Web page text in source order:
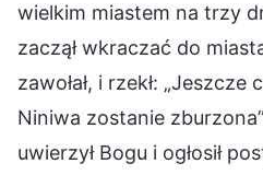
wielkim miastem na trzy
zaczął wkraczać do
zawołał, i rzekł:
Niniwa zostanie
uwierzył Bogu i ogłosił